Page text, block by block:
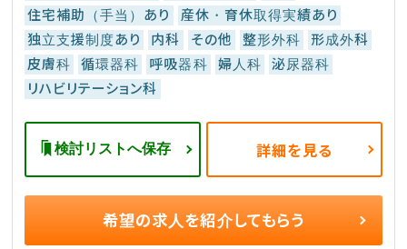
住宅補助（手当）あり
産休・育休取得実績あり
独立支援制度あり
内科 その他 整形外科
形成外科
皮膚科
循環器科 呼吸器科 婦人科
泌尿器科
リハビリテーション科
検討リストへ保存 詳細を見る
希望の求人を紹介してもらう